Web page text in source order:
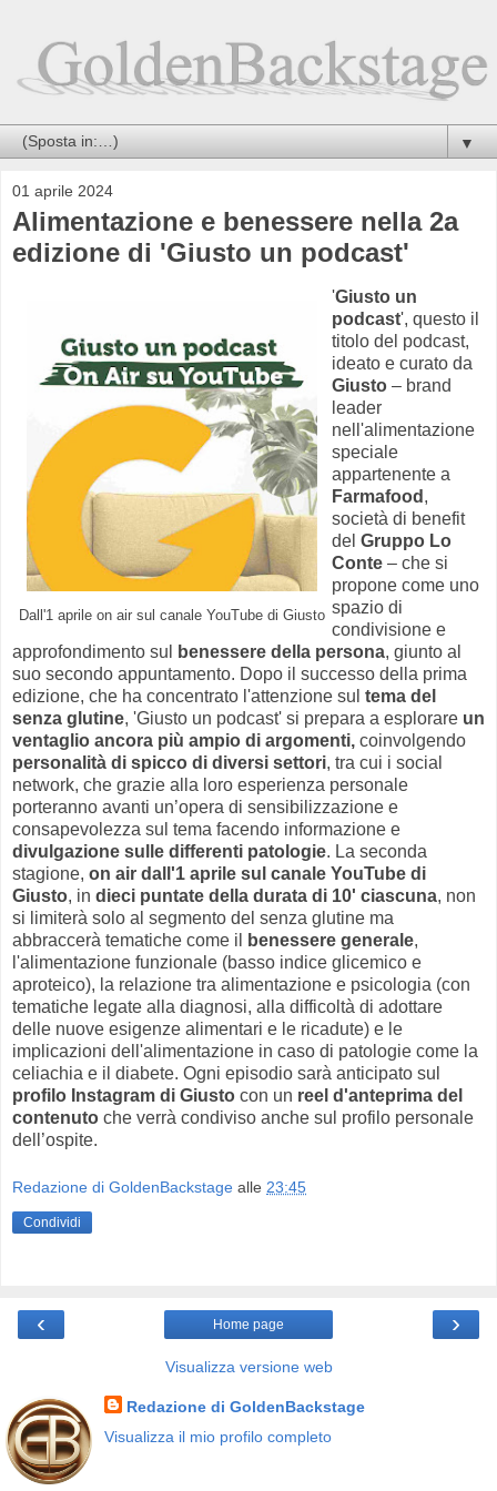
▼
01 aprile 2024
Alimentazione e benessere nella 2a
edizione di 'Giusto un podcast'
Dall'1 aprile on air sul canale YouTube di Giusto
'Giusto un
podcast', questo il
titolo del podcast,
ideato e curato da
Giusto – brand
leader
nell'alimentazione
speciale
appartenente a
Farmafood ,
società di benefit
del Gruppo Lo
Conte – che si
propone come uno
spazio di
condivisione e
approfondimento sul
benessere della persona, giunto al
suo secondo appuntamento. Dopo il successo della prima
edizione, che ha concentrato l'attenzione sul tema del
senza glutine, 'Giusto un podcast' si prepara a esplorare un
ventaglio ancora più ampio di argomenti, coinvolgendo
personalità di spicco di diversi settori, tra cui i social
network, che grazie alla loro esperienza personale
porteranno avanti un’opera di sensibilizzazione e
consapevolezza sul tema facendo informazione e
divulgazione sulle differenti patologie. La seconda
stagione, on air dall'1 aprile sul canale YouTube di
Giusto, in dieci puntate della durata di 10' ciascuna, non
si limiterà solo al segmento del senza glutine ma
abbraccerà tematiche come il
benessere generale,
l'alimentazione funzionale (basso indice glicemico e
aproteico), la relazione tra alimentazione e psicologia (con
tematiche legate alla diagnosi, alla difficoltà di adottare
delle nuove esigenze alimentari e le ricadute) e le
implicazioni dell'alimentazione in caso di patologie come la
celiachia e il diabete. Ogni episodio sarà anticipato sul
profilo Instagram di Giusto con un reel d'anteprima del
contenuto che verrà condiviso anche sul profilo personale
dell’ospite.
Redazione di GoldenBackstage alle 23:45
Condividi
‹ ›
Home page
Visualizza versione web
Redazione di GoldenBackstage
Visualizza il mio profilo completo